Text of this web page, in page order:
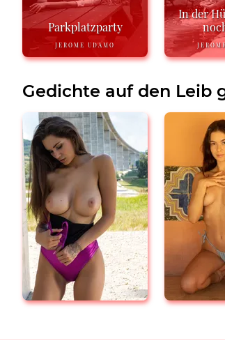
Parkplatzparty
JEROME UDAMO
In der
Gedichte auf den Leib